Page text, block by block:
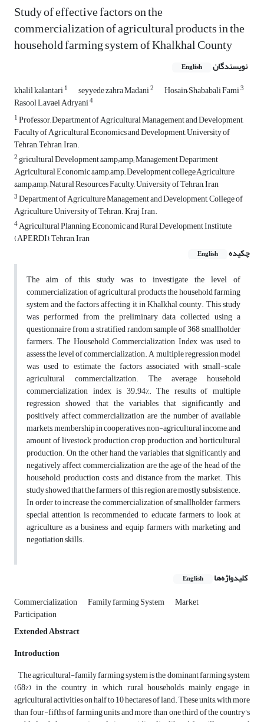
Study of effective factors on the
commercialization of agricultural products in the
household farming system of Khalkhal County
نویسندگان English
khalil kalantari1 seyyede zahra Madani2 Hosain ُShababali Fami3
Rasool Lavaei Adryani4
1Professor, Department of Agricultural Management and Development,
Faculty of Agricultural Economics and Development, University of
Tehran, Tehran, Iran.
2gricultural Development &amp;amp; Management Department
,Agricultural Economic &amp;amp; Development college,Agriculture
&amp;amp; Natural Resources Faculty, University of Tehran, Iran
3Department of Agriculture Management and Development, College of
Agriculture, University of Tehran. Kraj, Iran.
4Agricultural Planning, Economic and Rural Development Institute,
(APERDI), Tehran, Iran
چکیده
English
The aim of this study was to investigate the level of
commercialization of agricultural products the household farming
system and the factors affecting it in Khalkhal county. This study
was performed from the preliminary data collected using a
questionnaire from a stratified random sample of 368 smallholder
farmers. The Household Commercialization Index was used to
assess the level of commercialization. A multiple regression model
was used to estimate the factors associated with small-scale
agricultural commercialization. The average household
commercialization index is 39.94%. The results of multiple
regression showed that the variables that significantly and
positively affect commercialization are the number of available
markets, membership in cooperatives, non-agricultural income, and
amount of livestock production, crop production, and horticultural
production. On the other hand, the variables that significantly and
negatively affect commercialization are the age of the head of the
household, production costs and distance from the market. This
study showed that the farmers of this region are mostly subsistence.
In order to increase the commercialization of smallholder farmers,
special attention is recommended to educate farmers to look at
agriculture as a business and equip farmers with marketing and
negotiation skills.
کلیدواژه‌ها English
Commercialization Family farming System Market
Participation
Extended Abstract
Introduction
The agricultural-family farming system is the dominant farming system
(68%) in the country, in which rural households mainly engage in
agricultural activities on half to 10 hectares of land. These units, with more
than four-fifths of farming units and more than one third of the country's